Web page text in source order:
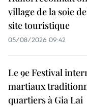
village de la soie
site touristique
05/08/2026 09:42
Le 9e Festival
martiaux
quartiers à Gia Lai